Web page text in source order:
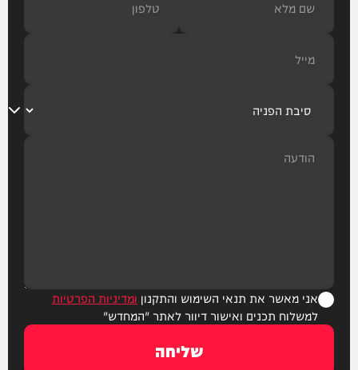
אני מאשר את תנאי השימוש והתקנון ומדיניות הפרטיות
למשלוח תכנים ואישור דיוור לאתר "המחדש"
שליחה